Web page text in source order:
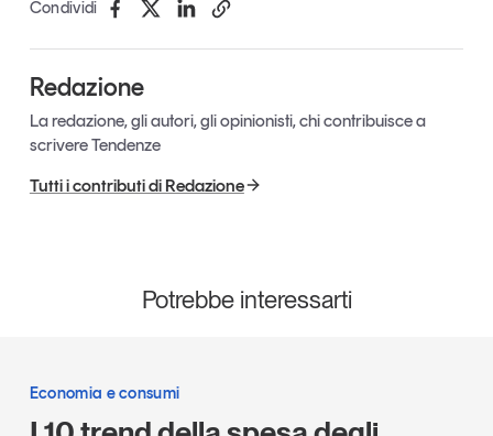
Condividi
Redazione
La redazione, gli autori, gli opinionisti, chi contribuisce a
scrivere Tendenze
Tutti i contributi di Redazione
Potrebbe interessarti
Economia e consumi